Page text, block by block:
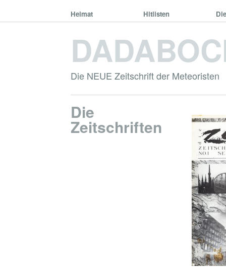
Heimat Hitlisten
Die NEUE Zeitschrift der Meteoristen
Die
Zeitschriften